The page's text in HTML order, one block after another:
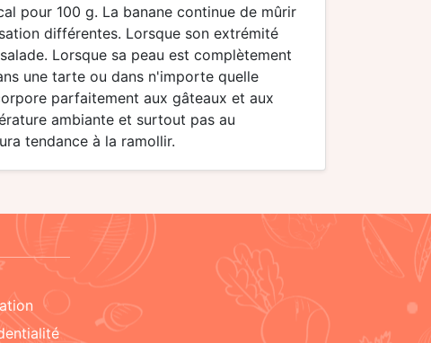
pour 100 g. La banane continue de mûrir
différentes. Lorsque son extrémité
Lorsque sa peau est complètement
une tarte ou dans n'importe quelle
parfaitement aux gâteaux et aux
ambiante et surtout pas au
tendance à la ramollir.